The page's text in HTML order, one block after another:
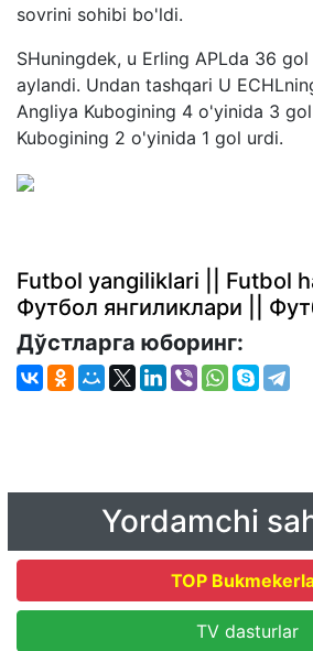
sovrini sohibi bo'ldi.
SHuningdek, u Erling APLda 36
aylandi. Undan tashqari U
Angliya Kubogining 4 o'yinida 3
Kubogining 2 o'yinida 1 gol urdi.
Futbol yangiliklari || Futbol
Футбол янгиликлари ||
Дўстларга юборинг:
Yordamchi
TOP
TV dasturlar